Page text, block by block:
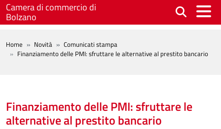
Salta al contenuto principale
Camera di commercio di
Bolzano
BREADCRUMB
Home Novità
Comunicati stampa
Finanziamento delle PMI: sfruttare le alternative al prestito bancario
Finanziamento delle PMI: sfruttare le
alternative al prestito bancario